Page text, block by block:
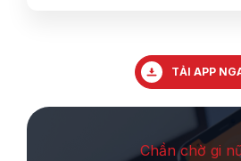
TẢI APP
Chần chờ gi